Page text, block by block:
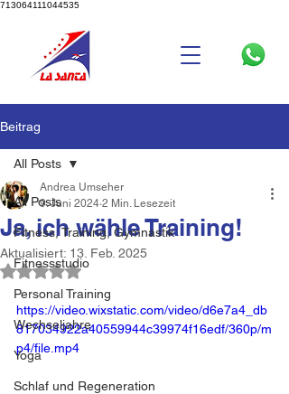
713064111044535
Beitrag
All Posts
Fitness, Training, Gymnastik
Fitnessstudio
Personal Training
Wechseljahre
Yoga
Schlaf und Regeneration
All Posts
Ja, ich wähle Training!
Andrea Umseher
9. Juni 2024 2 Min. Lesezeit
Aktualisiert: 13. Feb. 2025
Mit NaN von 5 Sternen bewertet.
https://video.wixstatic.com/video/d6e7a4_db
817034922a40559944c39974f16edf/360p/m
p4/file.mp4